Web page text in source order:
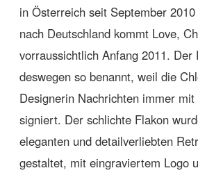
in Österreich seit September
nach Deutschland kommt Love,
vorraussichtlich Anfang 2011. Der
deswegen so benannt, weil die
Designerin Nachrichten immer
signiert. Der schlichte Flakon
eleganten und detailverliebten
gestaltet, mit eingraviertem Logo